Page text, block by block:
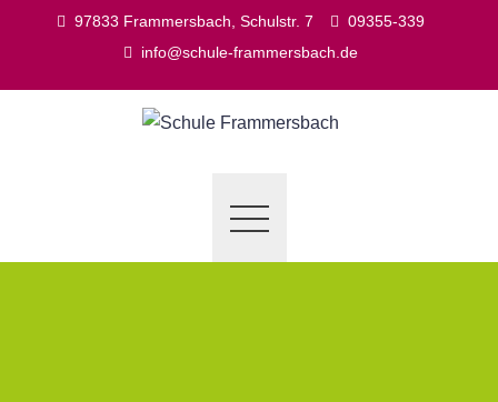
97833 Frammersbach, Schulstr. 7
09355-339
info@schule-frammersbach.de